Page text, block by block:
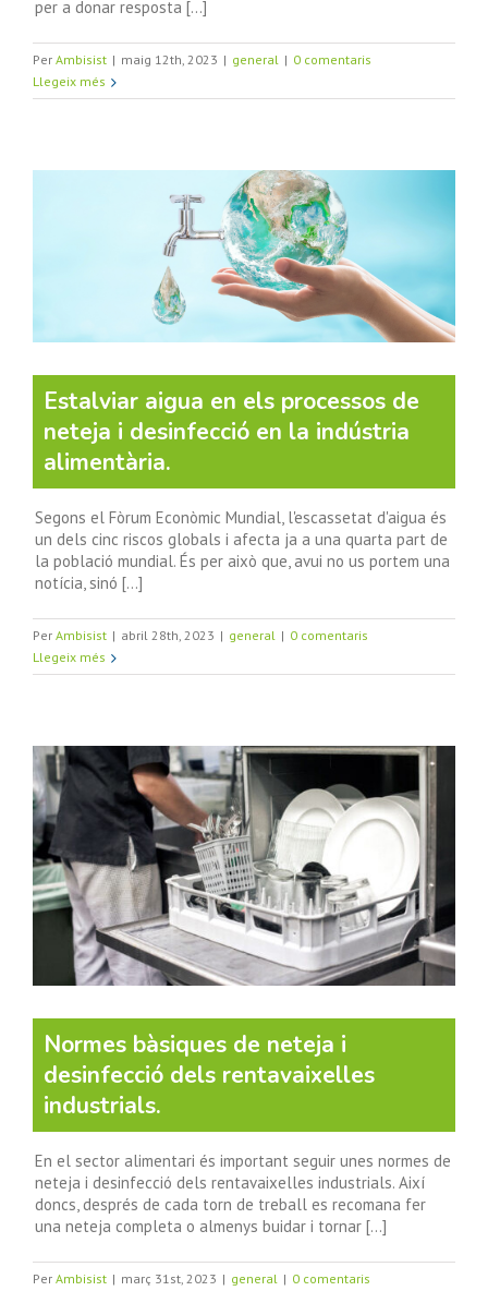
per a donar resposta [...]
Per Ambisist | maig 12th, 2023 | general | 0 comentaris
Llegeix més
Estalviar aigua en els processos de
neteja i desinfecció en la indústria
alimentària.
Segons el Fòrum Econòmic Mundial, l'escassetat d'aigua és
un dels cinc riscos globals i afecta ja a una quarta part de
la població mundial. És per això que, avui no us portem una
notícia, sinó [...]
Per Ambisist | abril 28th, 2023 | general | 0 comentaris
Llegeix més
Normes bàsiques de neteja i
desinfecció dels rentavaixelles
industrials.
En el sector alimentari és important seguir unes normes de
neteja i desinfecció dels rentavaixelles industrials. Així
doncs, després de cada torn de treball es recomana fer
una neteja completa o almenys buidar i tornar [...]
Per Ambisist | març 31st, 2023 | general | 0 comentaris